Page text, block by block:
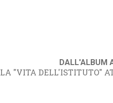
DALL'ALBUM
LA "VITA DELL'ISTITUTO"